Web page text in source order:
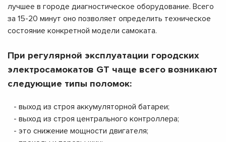
лучшее в городе диагностическое оборудование. Всего
за 15-20 минут оно позволяет определить техническое
состояние конкретной модели самоката.
При регулярной эксплуатации городских
электросамокатов GT чаще всего возникают
следующие типы поломок:
- выход из строя аккумуляторной батареи;
- выход из строя центрального контроллера;
- это снижение мощности двигателя;